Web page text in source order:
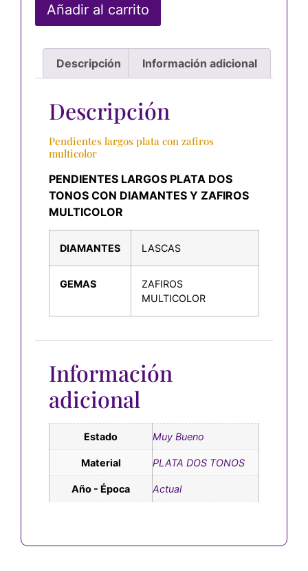
Añadir al carrito
Descripción Información adicional
Descripción
Pendientes largos plata con zafiros
multicolor
PENDIENTES LARGOS PLATA DOS
TONOS CON DIAMANTES Y ZAFIROS
MULTICOLOR
DIAMANTES LASCAS
GEMAS
ZAFIROS
MULTICOLOR
Información
adicional
Estado Muy Bueno
Material PLATA DOS TONOS
Año - Época Actual